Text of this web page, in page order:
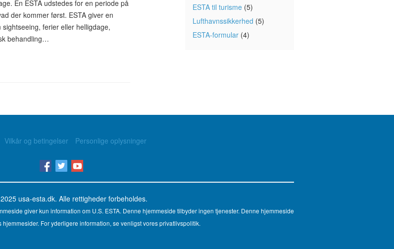
En ESTA udstedes for en periode på
der kommer først. ESTA giver en
ferier eller helligdage,
behandling…
ESTA til turisme (5)
Lufthavnssikkerhed (5)
ESTA-formular (4)
Vilkår og betingelser Personlige oplysninger
usa-esta.dk. Alle rettigheder forbeholdes.
giver kun information om U.S. ESTA. Denne hjemmeside tilbyder ingen tjenester. Denne hjemmeside
For yderligere information, se venligst vores privatlivspolitik.